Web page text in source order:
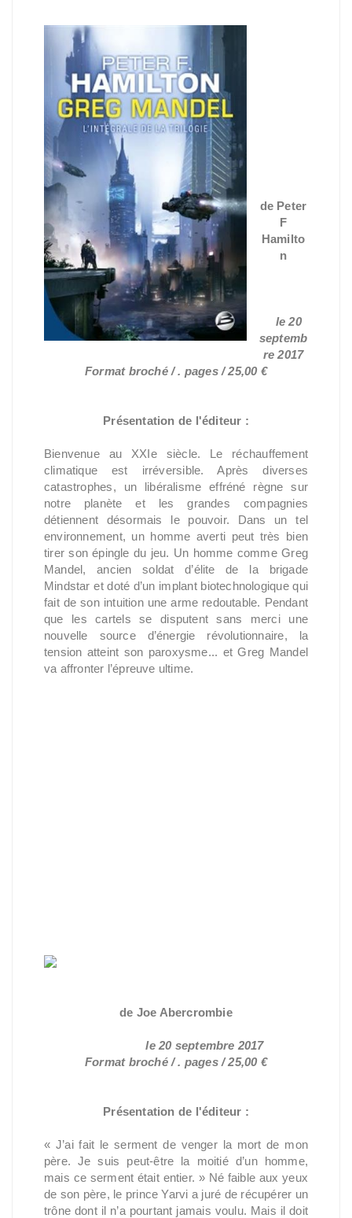
de Peter
F
Hamilto
n
le 20
septemb
re 2017
Format broché / . pages / 25,00 €
Présentation de l'éditeur :
Bienvenue au XXIe siècle. Le réchauffement
climatique est irréversible. Après diverses
catastrophes, un libéralisme effréné règne sur
notre planète et les grandes compagnies
détiennent désormais le pouvoir. Dans un tel
environnement, un homme averti peut très bien
tirer son épingle du jeu. Un homme comme Greg
Mandel, ancien soldat d’élite de la brigade
Mindstar et doté d’un implant biotechnologique qui
fait de son intuition une arme redoutable. Pendant
que les cartels se disputent sans merci une
nouvelle source d’énergie révolutionnaire, la
tension atteint son paroxysme... et Greg Mandel
va affronter l’épreuve ultime.
de Joe Abercrombie
le 20 septembre 2017
Format broché / . pages / 25,00 €
Présentation de l'éditeur :
« J’ai fait le serment de venger la mort de mon
père. Je suis peut-être la moitié d’un homme,
mais ce serment était entier. » Né faible aux yeux
de son père, le prince Yarvi a juré de récupérer un
trône dont il n’a pourtant jamais voulu. Mais il doit